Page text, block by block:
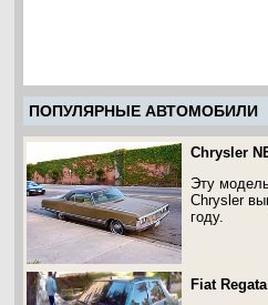
ПОПУЛЯРНЫЕ АВТОМОБИЛИ
Chrysler
Эту
Chrysler
году.
Fiat Regata